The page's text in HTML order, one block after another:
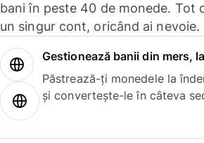
bani în peste 40 de monede. Tot
un singur cont, oricând ai nevoie.
Gestionează banii din mers,
Păstrează-ți monedele la
și convertește-le în câteva